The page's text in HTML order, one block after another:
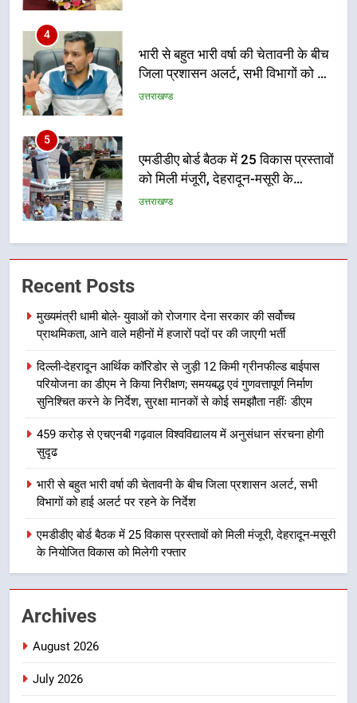
5
एमडीडीए बोर्ड बैठक में 25 विकास प्रस्तावों
को मिली मंजूरी, देहरादून-मसूरी के
नियोजित विकास को मिलेगी रफ्तार
उत्तराखण्ड
6
मुख्यमंत्री पुष्कर सिंह धामी के दिशा-निर्देशों
में पीएम आवास योजना (शहरी) की प्रगति
की हुई समीक्षा
उत्तराखण्ड
7
बैरागीवाला हत्याकांड के फरार चल रहे
उत्तराखण्ड
भारी बारिश का अलर्ट! 6 अगस्त को
देहरादून में स्कूल बंद
उत्तराखण्ड
1
मुख्यमंत्री धामी बोले- युवाओं को रोजगार
देना सरकार की सर्वोच्च प्राथमिकता, आने
भर्ती
2
Recent Posts
मुख्यमंत्री धामी बोले- युवाओं को रोजगार देना सरकार की सर्वोच्च
प्राथमिकता, आने वाले महीनों में हजारों पदों पर की जाएगी भर्ती
दिल्ली-देहरादून आर्थिक कॉरिडोर से जुड़ी 12 किमी ग्रीनफील्ड बाईपास
परियोजना का डीएम ने किया निरीक्षण; समयबद्ध एवं गुणवत्तापूर्ण निर्माण
सुनिश्चित करने के निर्देश, सुरक्षा मानकों से कोई समझौता नहींः डीएम
459 करोड़ से एचएनबी गढ़वाल विश्वविद्यालय में अनुसंधान संरचना होगी
सुदृढ
भारी से बहुत भारी वर्षा की चेतावनी के बीच जिला प्रशासन अलर्ट, सभी
विभागों को हाई अलर्ट पर रहने के निर्देश
एमडीडीए बोर्ड बैठक में 25 विकास प्रस्तावों को मिली मंजूरी, देहरादून-मसूरी
के नियोजित विकास को मिलेगी रफ्तार
Archives
August 2026
July 2026